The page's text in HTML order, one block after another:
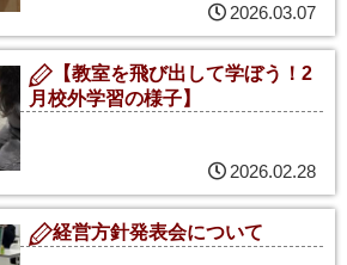
2026.03.07
【教室を飛び出して学ぼう！2
月校外学習の様子】
2026.02.28
経営方針発表会について